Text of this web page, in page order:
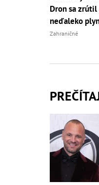
Dron sa
neďaleko
Zahraničné